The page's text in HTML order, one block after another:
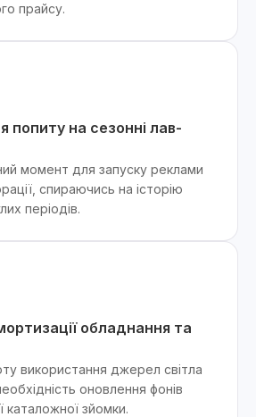
прайсу.
попиту на сезонні лав-
момент для запуску реклами
спираючись на історію
періодів.
обладнання та
використання джерел світла
оновлення фонів
каталожної зйомки.